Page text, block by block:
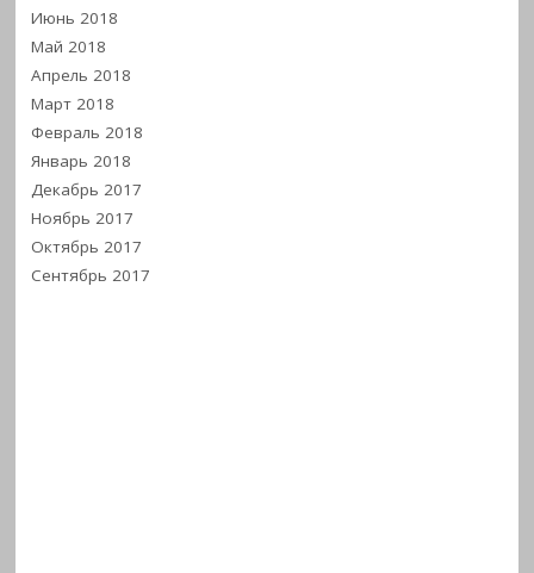
Июнь 2018
Май 2018
Апрель 2018
Март 2018
Февраль 2018
Январь 2018
Декабрь 2017
Ноябрь 2017
Октябрь 2017
Сентябрь 2017